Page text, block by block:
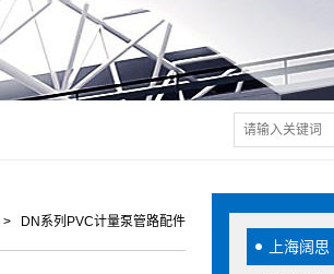
上海阔思
> DN系列PVC计量泵管路配件